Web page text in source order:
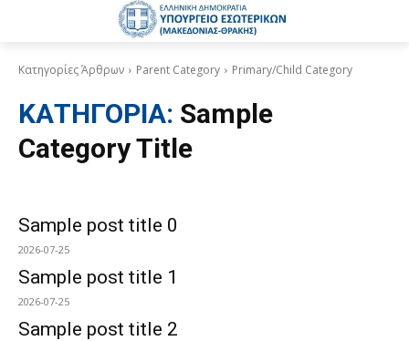
Κατηγορίες Άρθρων Parent Category Primary/Child Category
ΚΑΤΗΓΟΡΙΑ: Sample
Category Title
Sample post title 0
2026-07-25
Sample post title 1
2026-07-25
Sample post title 2